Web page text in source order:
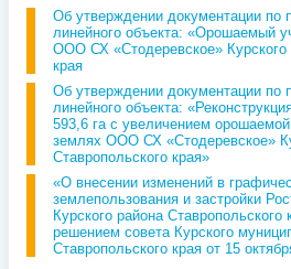
Об утверждении документации по
линейного объекта: «Орошаемый
ООО СХ «Стодеревское» Курского
края
Об утверждении документации по
линейного объекта:
593,6 га с увеличением
землях ООО СХ «Стодеревское»
Ставропольского края»
«О внесении изменений в
землепользования и застройки
Курского района
решением совета Курского
Ставропольского края от 15